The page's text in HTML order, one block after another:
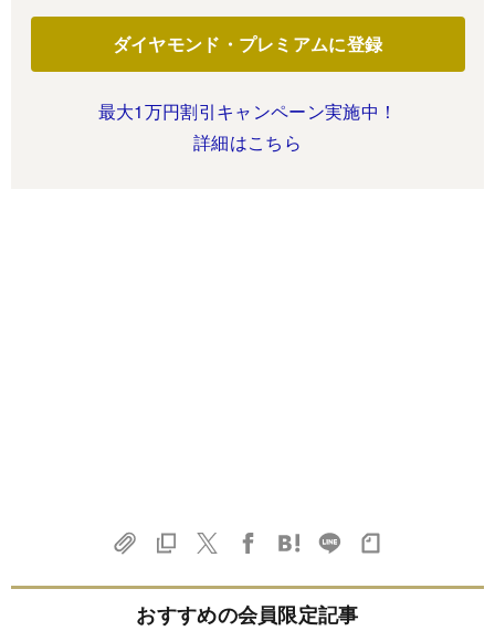
ダイヤモンド・プレミアムに登録
最大1万円割引キャンペーン実施中！
詳細はこちら
おすすめの会員限定記事